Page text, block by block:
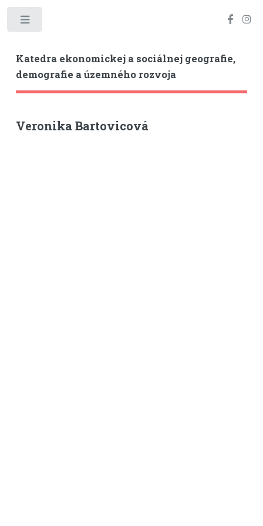
Katedra ekonomickej a sociálnej geografie,
demografie a územného rozvoja
Veronika Bartovicová